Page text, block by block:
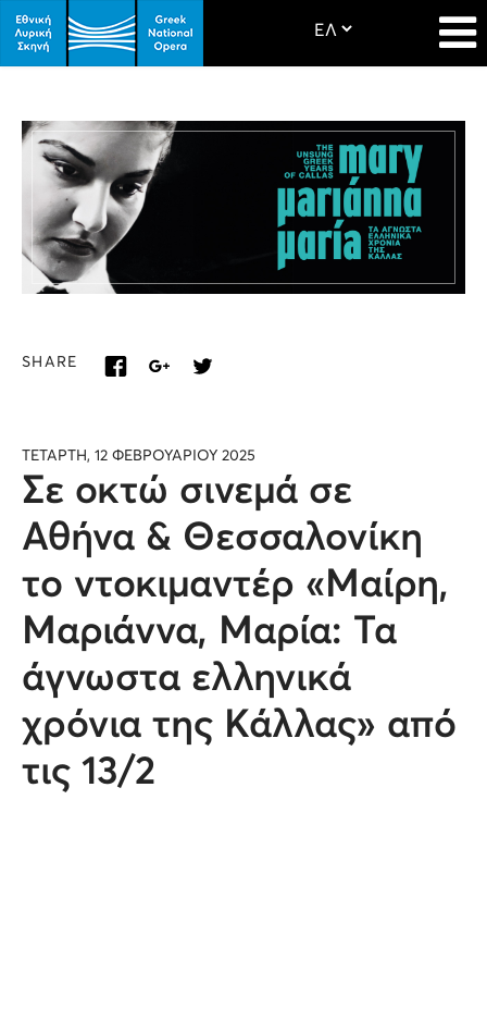
SHARE
ΤΕΤΑΡΤΗ, 12 ΦΕΒΡΟΥΑΡΙΟΥ 2025
Σε οκτώ σινεμά σε
Αθήνα & Θεσσαλονίκη
το ντοκιμαντέρ «Μαίρη,
Μαριάννα, Μαρία: Τα
άγνωστα ελληνικά
χρόνια της Κάλλας» από
τις 13/2